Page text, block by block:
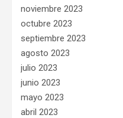
noviembre 2023
octubre 2023
septiembre 2023
agosto 2023
julio 2023
junio 2023
mayo 2023
abril 2023